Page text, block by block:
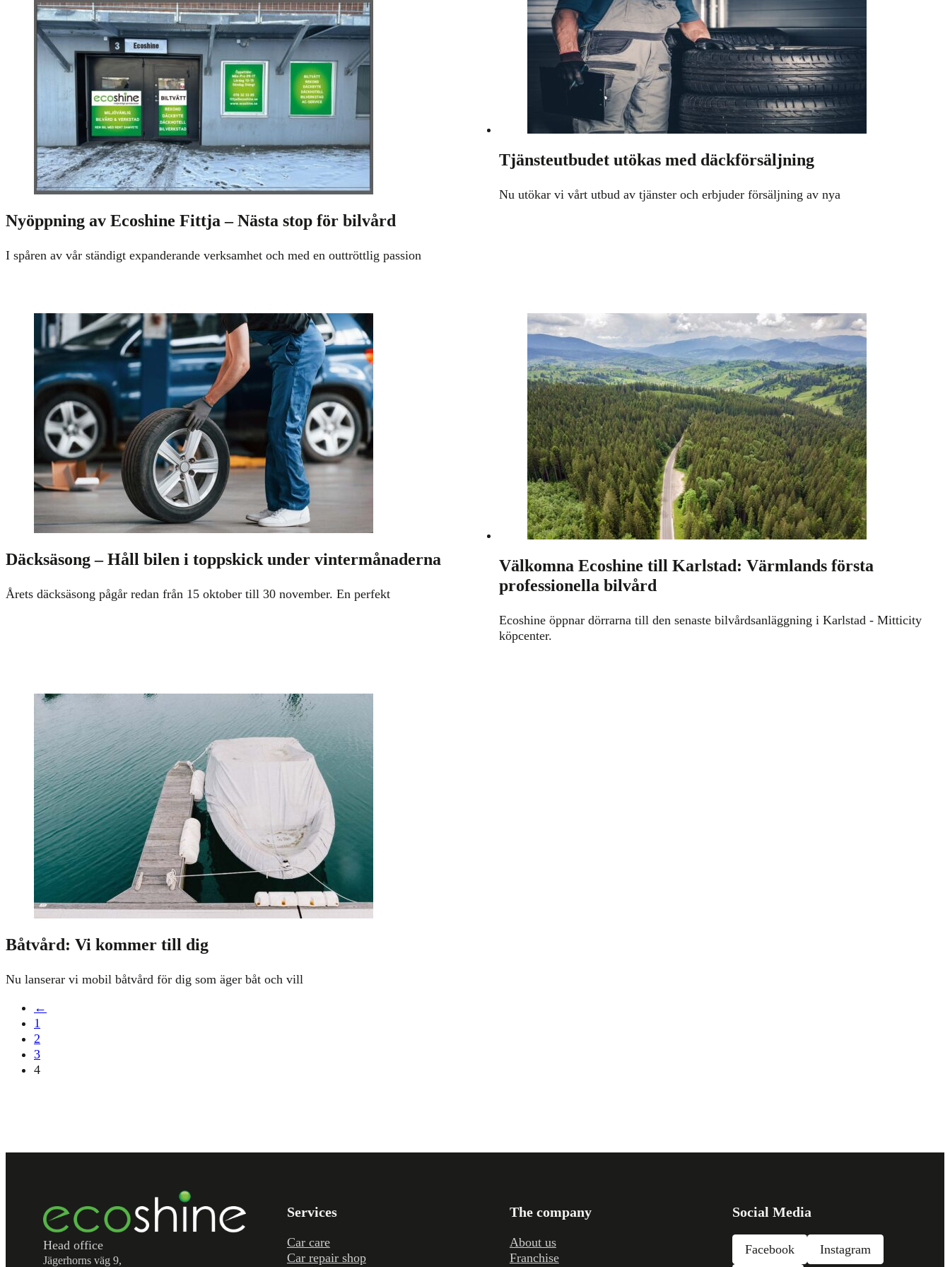
Nyöppning av Ecoshine Fittja – Nästa stop för bilvård
I spåren av vår ständigt expanderande verksamhet och med en outtröttlig passion
Tjänsteutbudet utökas med däckförsäljning
Nu utökar vi vårt utbud av tjänster och erbjuder försäljning av nya
Däcksäsong – Håll bilen i toppskick under vintermånaderna
Årets däcksäsong pågår redan från 15 oktober till 30 november. En perfekt
Välkomna Ecoshine till Karlstad: Värmlands första
professionella bilvård
Ecoshine öppnar dörrarna till den senaste bilvårdsanläggning i Karlstad - Mitticity
köpcenter.
Båtvård: Vi kommer till dig
Nu lanserar vi mobil båtvård för dig som äger båt och vill
←
1
2
3
4
Head office
Jägerhorns väg 9,
Services
Car care
Car repair shop
The company
About us
Franchise
Social Media
Facebook Instagram